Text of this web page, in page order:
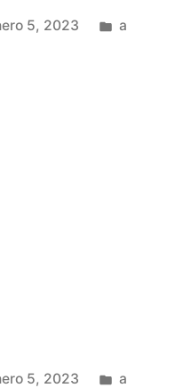
5, 2023 a
5, 2023 a